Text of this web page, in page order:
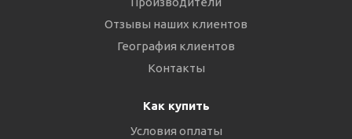
Отзывы наших клиентов
География клиентов
Контакты
Как купить
Условия оплаты